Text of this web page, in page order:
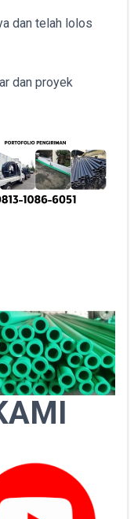
dan telah lolos
dan proyek